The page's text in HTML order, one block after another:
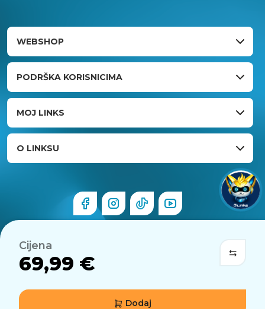
Cijena
69,99 €
Dodaj
WEBSHOP
PODRŠKA KORISNICIMA
MOJ LINKS
O LINKSU